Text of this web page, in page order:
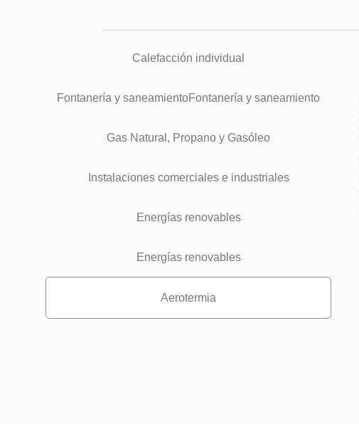
Calefacción individual
Fontanería y saneamientoFontanería y saneamiento
Gas Natural, Propano y Gasóleo
Instalaciones comerciales e industriales
Energías renovables
Energías renovables
Aerotermia